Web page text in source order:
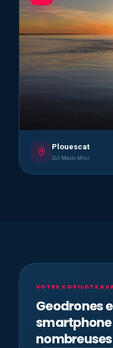
Plouescat
DJI Mavic Mini
VOTRE COPILOTE
Geodrones